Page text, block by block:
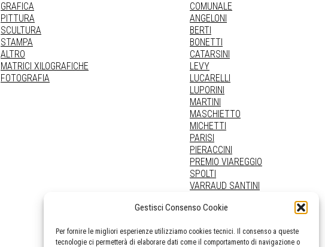
Gestisci Consenso Cookie
Per fornire le migliori esperienze utilizziamo cookies tecnici. Il consenso a queste
tecnologie ci permetterà di elaborare dati come il comportamento di navigazione o
GRAFICA
PITTURA
SCULTURA
STAMPA
ALTRO
MATRICI XILOGRAFICHE
FOTOGRAFIA
COMUNALE
ANGELONI
BERTI
BONETTI
CATARSINI
LEVY
LUCARELLI
LUPORINI
MARTINI
MASCHIETTO
MICHETTI
PARISI
PIERACCINI
PREMIO VIAREGGIO
SPOLTI
VARRAUD SANTINI